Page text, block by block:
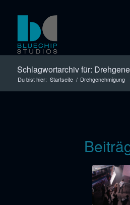
Schlagwortarchiv für:
Du bist hier: Startseite / Drehgenehmigung